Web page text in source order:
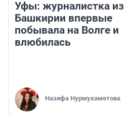
Уфы: журналистка из
Башкирии впервые
побывала на Волге и
влюбилась
Назифа Нурмухаметова